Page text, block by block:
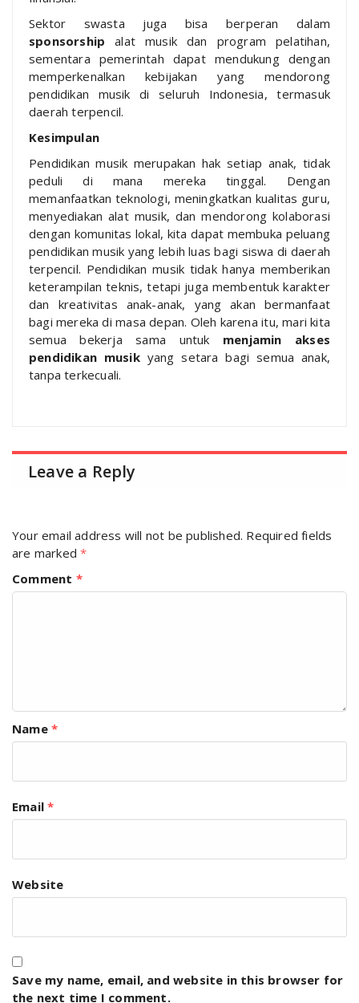
Sektor swasta juga bisa berperan dalam
sponsorship alat musik dan program pelatihan,
sementara pemerintah dapat mendukung dengan
memperkenalkan kebijakan yang mendorong
pendidikan musik di seluruh Indonesia, termasuk
daerah terpencil.
Kesimpulan
Pendidikan musik merupakan hak setiap anak, tidak
peduli di mana mereka tinggal. Dengan
memanfaatkan teknologi, meningkatkan kualitas guru,
menyediakan alat musik, dan mendorong kolaborasi
dengan komunitas lokal, kita dapat membuka peluang
pendidikan musik yang lebih luas bagi siswa di daerah
terpencil. Pendidikan musik tidak hanya memberikan
keterampilan teknis, tetapi juga membentuk karakter
dan kreativitas anak-anak, yang akan bermanfaat
bagi mereka di masa depan. Oleh karena itu, mari kita
semua bekerja sama untuk menjamin akses
pendidikan musikyang setara bagi semua anak,
tanpa terkecuali.
Leave a Reply
Your email address will not be published. Required fields
are marked*
Comment *
Name *
Email*
Website
Save my name, email, and website in this browser for
the next time I comment.